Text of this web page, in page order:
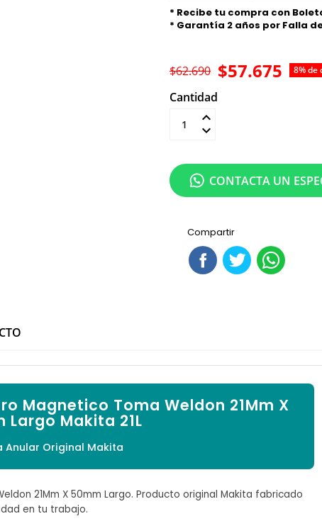
* Recibe tu compra con
* Garantía 2 años por Falla
$57.675 8% de
$62.690
Cantidad
Compartir
CONTACTA UN
Magnetico Toma Weldon 21Mm X
Largo Makita 21L
Anular Original Makita
21Mm X 50mm Largo. Producto original Makita fabricado
en tu trabajo.